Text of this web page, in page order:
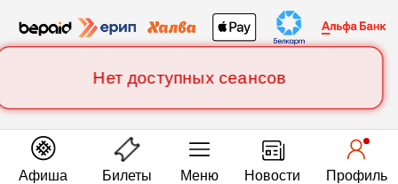
Нет доступных сеансов
Афиша Билеты Меню Новости Профиль
Есть вопросы?